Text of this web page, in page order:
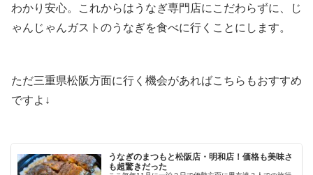
わかり安心。これからはうなぎ専門店にこだわらずに、じ
ゃんじゃんガストのうなぎを食べに行くことにします。
ただ三重県松阪方面に行く機会があればこちらもおすすめ
ですよ↓
うなぎのまつもと松阪店・明和店！価格も美味さ
も超驚きだった